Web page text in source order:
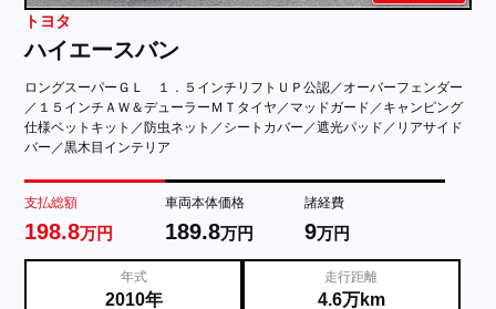
トヨタ
ハイエースバン
ロングスーパーＧＬ １．５インチリフトＵＰ公認／オーバーフェンダー
／１５インチＡＷ＆デューラーＭＴタイヤ／マッドガード／キャンピング
仕様ベットキット／防虫ネット／シートカバー／遮光パッド／リアサイド
バー／黒木目インテリア
支払総額
198.8万円
車両本体価格
189.8万円
諸経費
9万円
年式
2010年
走行距離
4.6万km